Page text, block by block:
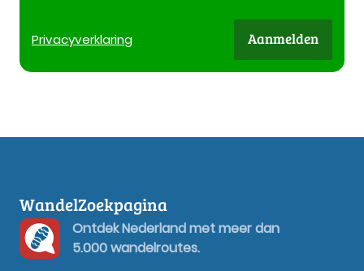
Privacyverklaring Aanmelden
WandelZoekpagina
Ontdek Nederland met meer dan
5.000 wandelroutes.